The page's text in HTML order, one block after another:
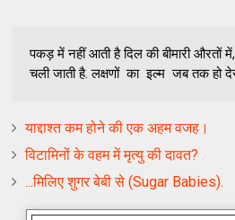
पकड़ में नहीं आती है दिल की बीमारी
चली जाती है. लक्षणों का इल्म जब तक हो देर
याद्दाश्‍त कम होने की एक अहम वजह।
विटामिनों के वहम में मृत्‍यु की दावत?
...मिलिए शुगर बेबी से (Sugar Babies).